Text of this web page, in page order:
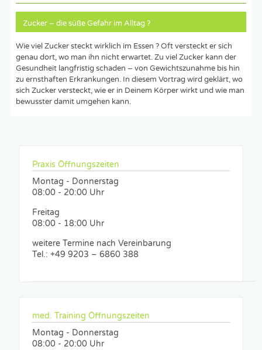
Zucker – die süße Gefahr im Alltag ?
Wie viel Zucker steckt wirklich im Essen ? Oft versteckt er sich
genau dort, wo man ihn nicht erwartet. Zu viel Zucker kann der
Gesundheit langfristig schaden – von Gewichtszunahme bis hin
zu ernsthaften Erkrankungen. In diesem Vortrag wird geklärt, wo
sich Zucker versteckt, wie er in Deinem Körper wirkt und wie man
bewusster damit umgehen kann.
Praxis Öffnungszeiten
Montag - Donnerstag
08:00 - 20:00 Uhr
Freitag
08:00 - 18:00 Uhr
weitere Termine nach Vereinbarung
Tel.: +49 9203 – 6860 388
med. Training Öffnungszeiten
Montag - Donnerstag
08:00 - 20:00 Uhr